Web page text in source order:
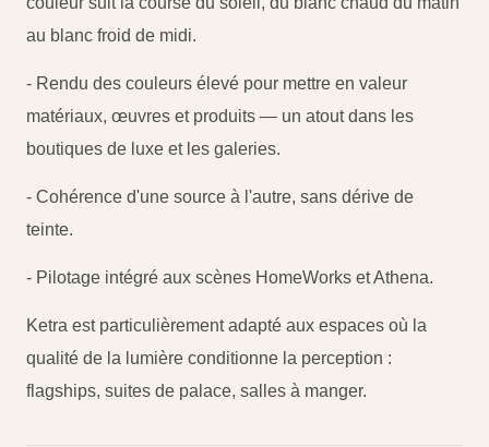
au blanc froid de midi.
- Rendu des couleurs élevé pour mettre en valeur
matériaux, œuvres et produits — un atout dans les
boutiques de luxe et les galeries.
- Cohérence d'une source à l'autre, sans dérive de
teinte.
- Pilotage intégré aux scènes HomeWorks et Athena.
Ketra est particulièrement adapté aux espaces où la
qualité de la lumière conditionne la perception :
flagships, suites de palace, salles à manger.